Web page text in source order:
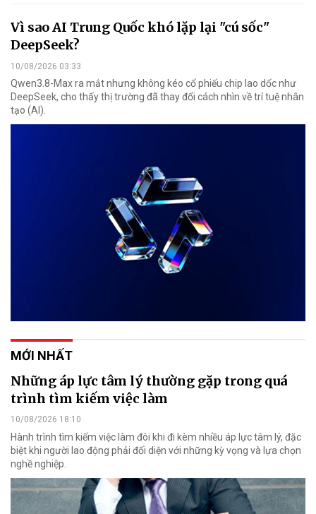
Vì sao AI Trung Quốc khó lặp lại "cú sốc"
DeepSeek?
10/08/2026 03:33
Qwen3.8-Max ra mắt nhưng không kéo cổ phiếu chip lao dốc như
DeepSeek, cho thấy thị trường đã thay đổi cách nhìn về trí tuệ nhân
tạo (AI).
MỚI NHẤT
Những áp lực tâm lý thường gặp trong quá
trình tìm kiếm việc làm
10/08/2026 18:10
Hành trình tìm kiếm việc làm đôi khi đi kèm nhiều áp lực tâm lý, đặc
biệt khi người lao động phải đối diện với những kỳ vọng và lựa chọn
nghề nghiệp.